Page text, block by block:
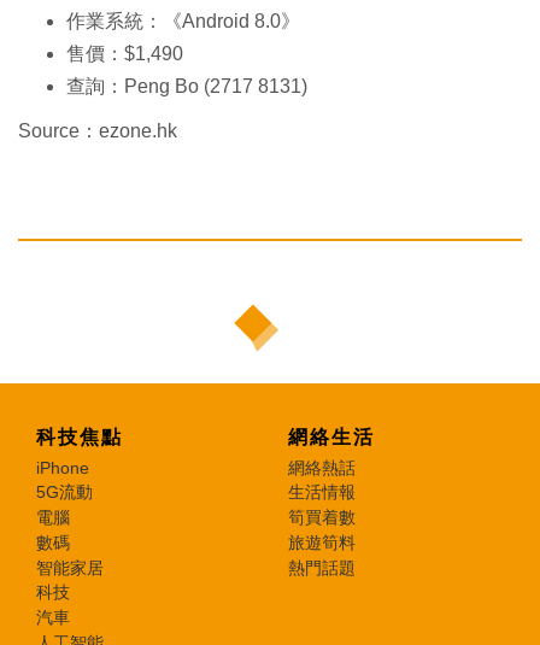
作業系統：《Android 8.0》
售價：$1,490
查詢：Peng Bo (2717 8131)
Source：ezone.hk
科技焦點
iPhone
5G流動
電腦
數碼
智能家居
科技
汽車
網絡生活
網絡熱話
生活情報
筍買着數
旅遊筍料
熱門話題